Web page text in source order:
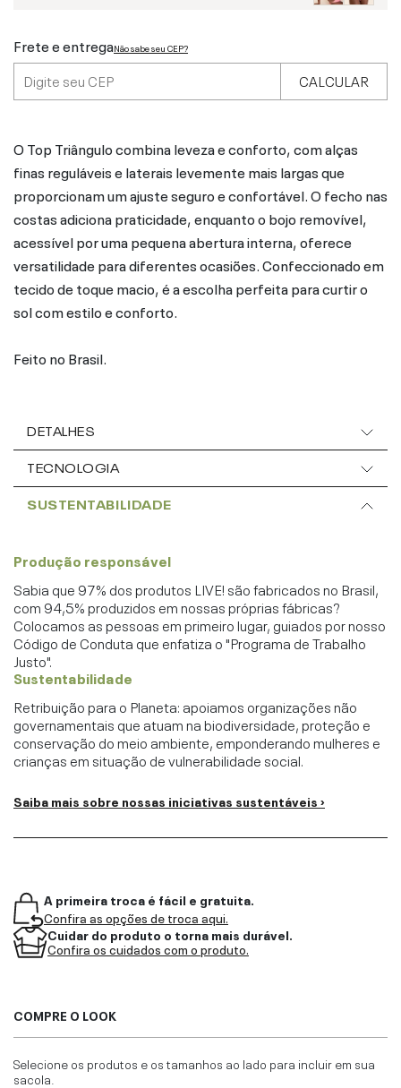
Frete e entregaNão sabe seu CEP?
CALCULAR
O Top Triângulo combina leveza e conforto, com alças
finas reguláveis e laterais levemente mais largas que
proporcionam um ajuste seguro e confortável. O fecho nas
costas adiciona praticidade, enquanto o bojo removível,
acessível por uma pequena abertura interna, oferece
versatilidade para diferentes ocasiões. Confeccionado em
tecido de toque macio, é a escolha perfeita para curtir o
sol com estilo e conforto.
Feito no Brasil.
DETALHES
TECNOLOGIA
SUSTENTABILIDADE
Produção responsável
Sabia que 97% dos produtos LIVE! são fabricados no Brasil,
com 94,5% produzidos em nossas próprias fábricas?
Colocamos as pessoas em primeiro lugar, guiados por nosso
Código de Conduta que enfatiza o "Programa de Trabalho
Justo".
Sustentabilidade
Retribuição para o Planeta: apoiamos organizações não
governamentais que atuam na biodiversidade, proteção e
conservação do meio ambiente, emponderando mulheres e
crianças em situação de vulnerabilidade social.
Saiba mais sobre nossas iniciativas sustentáveis ›
A primeira troca é fácil e gratuita.
Confira as opções de troca aqui.
Cuidar do produto o torna mais durável.
Confira os cuidados com o produto.
COMPRE O LOOK
Selecione os produtos e os tamanhos ao lado para incluir em sua
sacola.